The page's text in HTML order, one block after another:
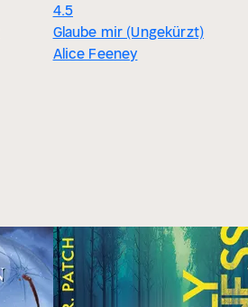
4.5
Glaube mir (Ungekürzt)
Alice Feeney